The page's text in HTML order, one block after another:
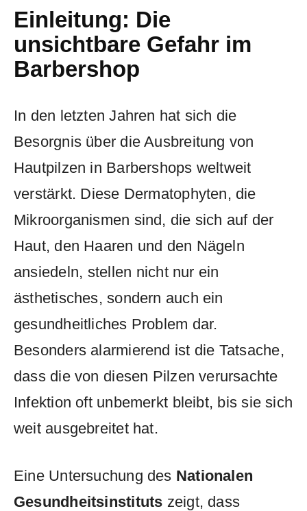
Einleitung:⁣ Die
unsichtbare Gefahr im
Barbershop
In den letzten Jahren ‍hat sich​ die
Besorgnis über die Ausbreitung von
Hautpilzen in Barbershops weltweit
verstärkt. Diese Dermatophyten, die
Mikroorganismen sind, die sich ​auf⁢ der
Haut, den Haaren und‌ den Nägeln
ansiedeln, ⁣stellen ⁤nicht nur ein
ästhetisches, ‌sondern ‌auch ein
gesundheitliches Problem dar.​
Besonders​ alarmierend ist die ⁢Tatsache,
dass die​ von ⁢diesen Pilzen verursachte
Infektion oft unbemerkt ⁣bleibt,⁢ bis sie sich
weit ausgebreitet hat.
Eine Untersuchung des Nationalen
Gesundheitsinstituts zeigt,‍ dass